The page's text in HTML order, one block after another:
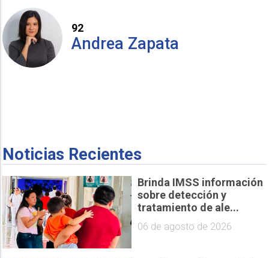
92
Andrea Zapata
Noticias Recientes
Brinda IMSS información
sobre detección y
tratamiento de ale...
06 de agosto de 2026